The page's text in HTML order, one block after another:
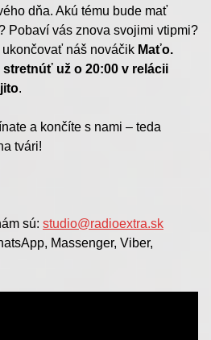
dňa. Akú tému bude mať
Pobaví vás znova svojimi vtipmi?
náš nováčik Maťo.
stretnúť už o 20:00 v relácii
.
a končíte s nami – teda
tvári!
sú: studio@radioextra.sk
Massenger, Viber,